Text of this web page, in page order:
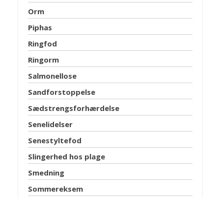
Orm
Piphas
Ringfod
Ringorm
Salmonellose
Sandforstoppelse
Sædstrengsforhærdelse
Senelidelser
Senestyltefod
Slingerhed hos plage
Smedning
Sommereksem